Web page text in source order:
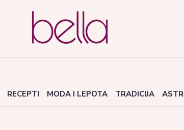
RECEPTI MODA I LEPOTA TRADICIJA